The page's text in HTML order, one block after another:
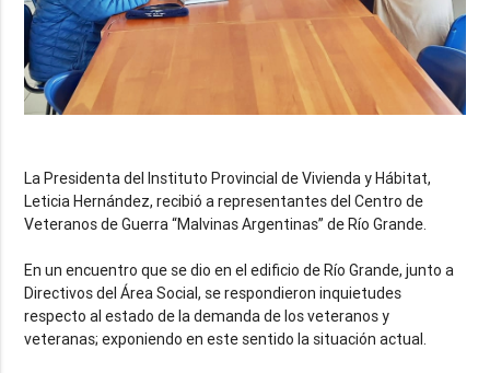
La Presidenta del Instituto Provincial de Vivienda y Hábitat,
Leticia Hernández, recibió a representantes del Centro de
Veteranos de Guerra “Malvinas Argentinas” de Río Grande.
En un encuentro que se dio en el edificio de Río Grande, junto a
Directivos del Área Social, se respondieron inquietudes
respecto al estado de la demanda de los veteranos y
veteranas; exponiendo en este sentido la situación actual.